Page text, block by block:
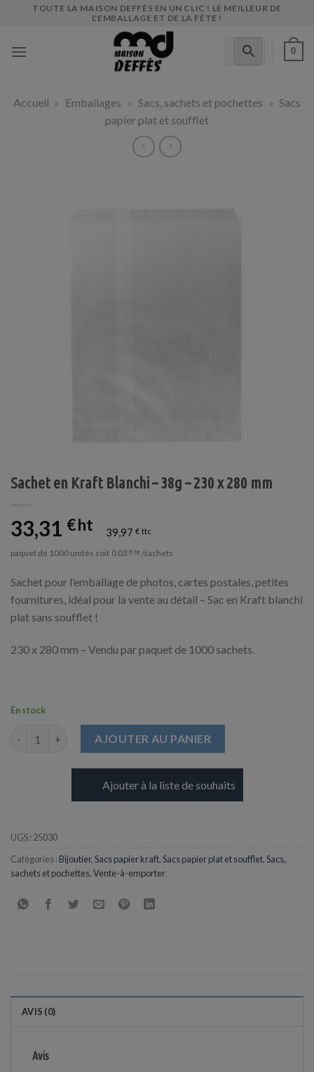
TOUTE LA MAISON DEFFÈS EN UN CLIC ! LE MEILLEUR DE
L'EMBALLAGE ET DE LA FÊTE !
0
Accueil » Emballages » Sacs, sachets et pochettes » Sacs
papier plat et soufflet
Sachet en Kraft Blanchi – 38g – 230 x 280 mm
33,31 € 39,97 €
paquet de 1000 unités soit 0,03 € /sachets
Sachet pour l’emballage de photos, cartes postales, petites
fournitures, idéal pour la vente au détail – Sac en Kraft blanchi
plat sans soufflet !
230 x 280 mm – Vendu par paquet de 1000 sachets.
En stock
AJOUTER AU PANIER
Ajouter à la liste de souhaits
UGS : 25030
Catégories : Bijoutier,Sacs papier kraft,Sacs papier plat et soufflet,Sacs,
sachets et pochettes,Vente-à-emporter
AVIS (0)
Avis